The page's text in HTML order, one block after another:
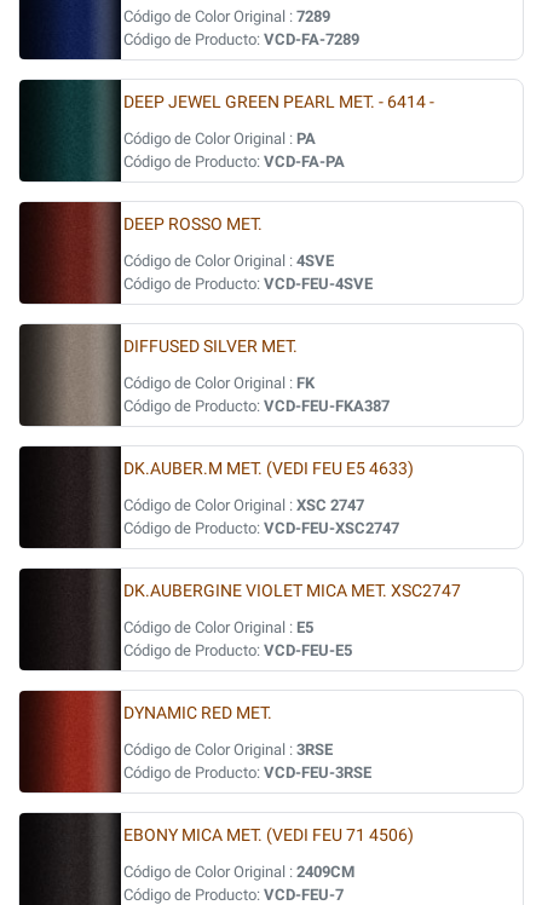
Código de Color Original : 7289
Código de Producto: VCD-FA-7289
DEEP JEWEL GREEN PEARL MET. - 6414 -
Código de Color Original : PA
Código de Producto: VCD-FA-PA
DEEP ROSSO MET.
Código de Color Original : 4SVE
Código de Producto: VCD-FEU-4SVE
DIFFUSED SILVER MET.
Código de Color Original : FK
Código de Producto: VCD-FEU-FKA387
DK.AUBER.M MET. (VEDI FEU E5 4633)
Código de Color Original : XSC 2747
Código de Producto: VCD-FEU-XSC2747
DK.AUBERGINE VIOLET MICA MET. XSC2747
Código de Color Original : E5
Código de Producto: VCD-FEU-E5
DYNAMIC RED MET.
Código de Color Original : 3RSE
Código de Producto: VCD-FEU-3RSE
EBONY MICA MET. (VEDI FEU 71 4506)
Código de Color Original : 2409CM
Código de Producto: VCD-FEU-7